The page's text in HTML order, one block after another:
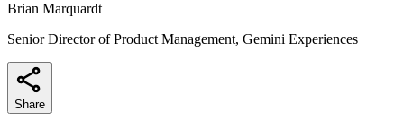
Brian Marquardt
Senior Director of Product Management, Gemini Experiences
Share